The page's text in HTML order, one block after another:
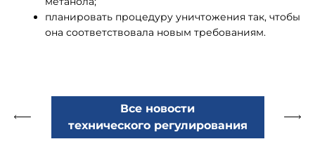
планировать процедуру уничтожения так, чтобы
она соответствовала новым требованиям.
Все новости
технического регулирования